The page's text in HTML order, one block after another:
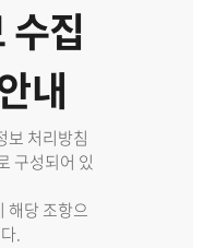
수집
내
보 처리방침
구성되어 있
해당 조항으
.